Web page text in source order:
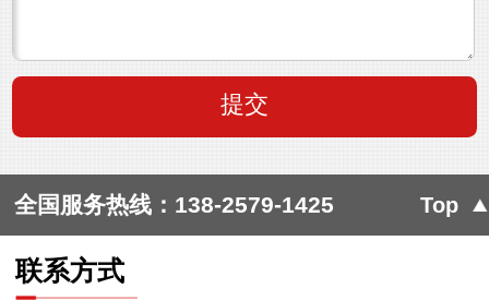
全国服务热线： 138-2579-1425 Top
联系方式